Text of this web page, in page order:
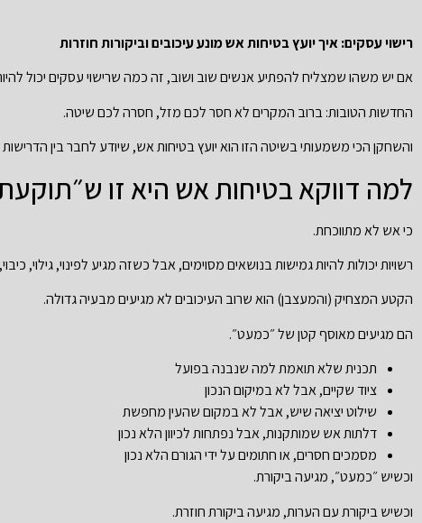
רישוי עסקים: איך יועץ בטיחות אש מונע עיכובים וביקורות חוזרות
אם יש משהו שמצליח להפתיע אנשים שוב ושוב, זה כמה שרישוי עסקים יכול
החדשות הטובות: ברוב המקרים לא חסר לכם מזל, חסרה לכם שיטה.
והשחקן הכי משמעותי בשיטה הזו הוא יועץ בטיחות אש, שיודע לחבר בין
למה דווקא בטיחות אש היא זו
כי אש לא מתווכחת.
רשויות יכולות להיות גמישות בנושאים מסוימים, אבל כשזה מגיע לפינוי, גילוי,
הקטע המצחיק (והמעצבן) הוא שרוב העיכובים לא מגיעים מבעיה גדולה.
הם מגיעים מאוסף קטן של ״כמעט״.
תכנית שלא תואמת למה שנבנה בפועל
ציוד שקיים, אבל לא במיקום הנכון
שילוט יציאה שיש, אבל לא במקום שהעין מחפשת
דלתות אש שמותקנות, אבל נפתחות לכיוון הלא נכון
מסמכים חסרים, או חתומים על ידי הגורם הלא נכון
וכשיש ״כמעט״, מגיעה ביקורת.
וכשיש ביקורת עם הערות, מגיעה ביקורת חוזרת.